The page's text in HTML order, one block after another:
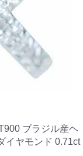
ブラジル産ヘ
イヤモンド 0.71ct